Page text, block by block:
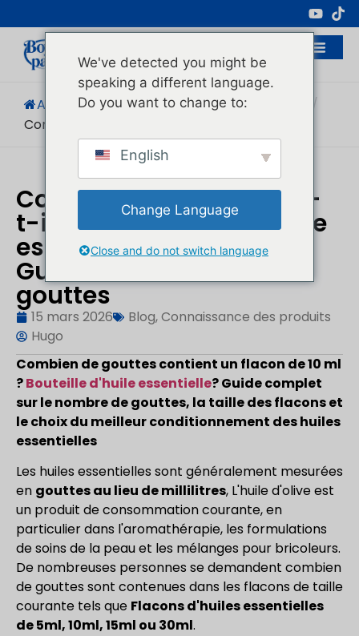
Cosmétiques
Accueil/ Blog / Connaissance Des Produits
/
Combien De Gouttes Sont...
Combien de gouttes y a-
t-il dans un flacon d'huile
essentielle de 10 ml ?
Guide du nombre de
gouttes
15 mars 2026 Blog,Connaissance des produits
Hugo
Combien de gouttes contient un flacon de 10 ml
?Bouteille d'huile essentielle? Guide complet
sur le nombre de gouttes, la taille des flacons et
le choix du meilleur conditionnement des huiles
essentielles
Les huiles essentielles sont généralement mesurées
en gouttes au lieu de millilitres, L'huile d'olive est
un produit de consommation courante, en
particulier dans l'aromathérapie, les formulations
de soins de la peau et les mélanges pour bricoleurs.
De nombreuses personnes se demandent combien
de gouttes sont contenues dans les flacons de taille
courante tels que Flacons d'huiles essentielles
de 5ml, 10ml, 15ml ou 30ml.
We've detected you might be
speaking a different language.
Do you want to change to:
English
Change Language
Close and do not switch language